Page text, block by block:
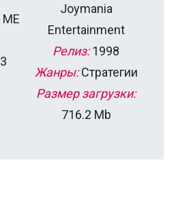
Joymania
Entertainment
Релиз:1998
Жанры:Стратегии
Размер загрузки:
716.2 Mb